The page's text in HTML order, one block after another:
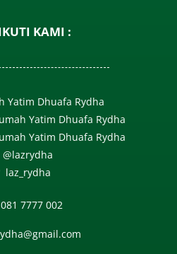
KAMI :
Yatim Dhuafa Rydha
Yatim Dhuafa Rydha
Yatim Dhuafa Rydha
@lazrydha
laz_rydha
081 7777 002